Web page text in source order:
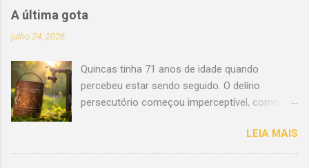
m
c
o
e
n
t
á
r
i
A última gota
julho 24, 2026
Quincas tinha 71 anos de idade quando
percebeu estar sendo seguido. O delírio
persecutório começou imperceptível, como
sensação de nunca estar sozinho evoluiu lenta
e tenazmente. Em setembro de 1974, ao
LEIA MAIS